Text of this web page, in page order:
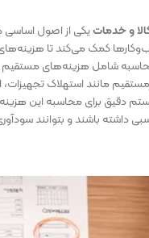
و خدماتیکی از اصول اساسی
کمک می‌کند تا هزینه‌های
شامل هزینه‌های مستقیم
مانند استهلاک
دقیق برای محاسبه این
باشند و بتوانند